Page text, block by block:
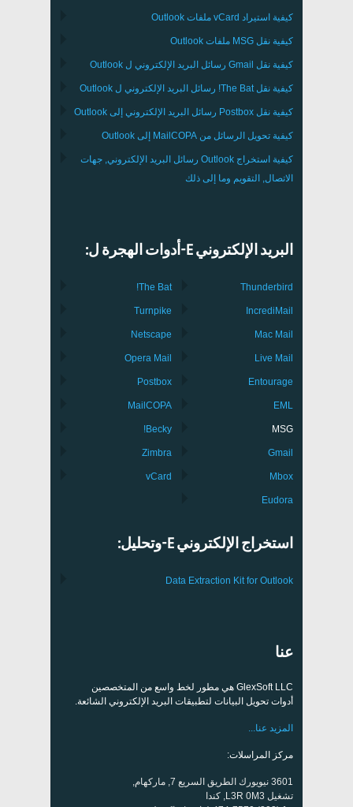
كيفية استيراد vCard ملفات Outlook
كيفية نقل MSG ملفات Outlook
كيفية نقل Gmail رسائل البريد الإلكتروني ل Outlook
كيفية نقل The Bat! رسائل البريد الإلكتروني ل Outlook
كيفية نقل Postbox رسائل البريد الإلكتروني إلى Outlook
كيفية تحويل الرسائل من MailCOPA إلى Outlook
كيفية استخراج Outlook رسائل البريد الإلكتروني, جهات
الاتصال, التقويم وما إلى ذلك
البريد الإلكتروني E-أدوات الهجرة ل:
Thunderbird
IncrediMail
Mac Mail
Live Mail
Entourage
EML
MSG
Gmail
Mbox
Eudora
The Bat!
Turnpike
Netscape
Opera Mail
Postbox
MailCOPA
Becky!
Zimbra
vCard
استخراج الإلكتروني E-وتحليل:
Data Extraction Kit for Outlook
عنا
GlexSoft LLC هي مطور لخط واسع من المتخصصين
أدوات تحويل البيانات لتطبيقات البريد الإلكتروني الشائعة.
المزيد عنا...
مركز المراسلات:
3601 نيويورك الطريق السريع 7, ماركهام,
تشغيل L3R 0M3, كندا